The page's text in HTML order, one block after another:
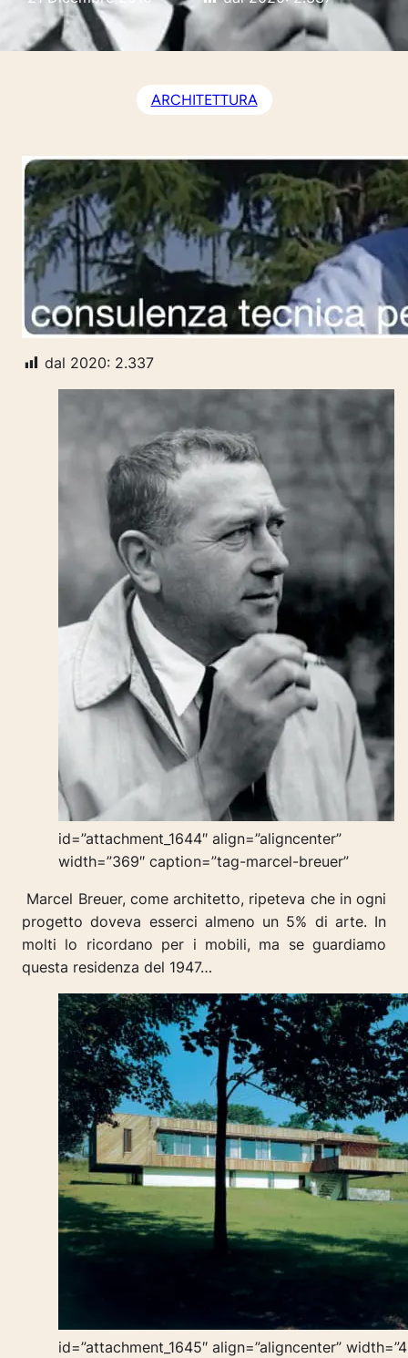
ARCHITETTURA
dal 2020: 2.337
id=”attachment_1644″ align=”aligncenter”
width=”369″ caption=”tag-marcel-breuer”
Marcel Breuer, come architetto, ripeteva che in ogni
progetto doveva esserci almeno un 5% di arte. In
molti lo ricordano per i mobili, ma se guardiamo
questa residenza del 1947…
id=”attachment_1645″ align=”aligncenter”